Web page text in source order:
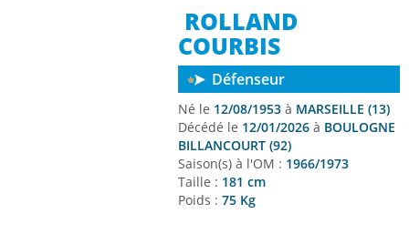
ROLLAND
COURBIS
Défenseur
Né le 12/08/1953 à MARSEILLE (13)
Décédé le 12/01/2026 à BOULOGNE
BILLANCOURT (92)
Saison(s) à l'OM : 1966/1973
Taille : 181 cm
Poids : 75 Kg